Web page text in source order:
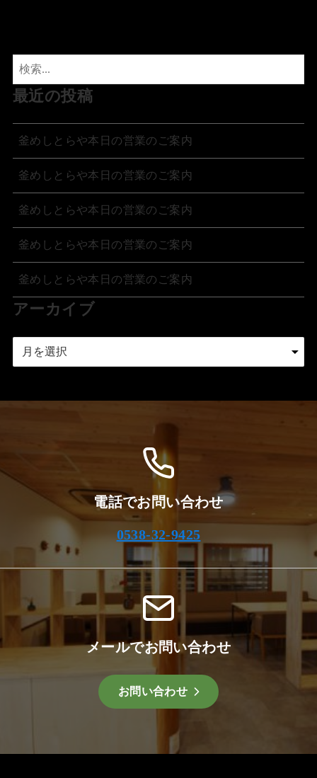
最近の投稿
釜めしとらや本日の営業のご案内
釜めしとらや本日の営業のご案内
釜めしとらや本日の営業のご案内
釜めしとらや本日の営業のご案内
釜めしとらや本日の営業のご案内
アーカイブ
電話でお問い合わせ
0538-32-9425
メールでお問い合わせ
お問い合わせ